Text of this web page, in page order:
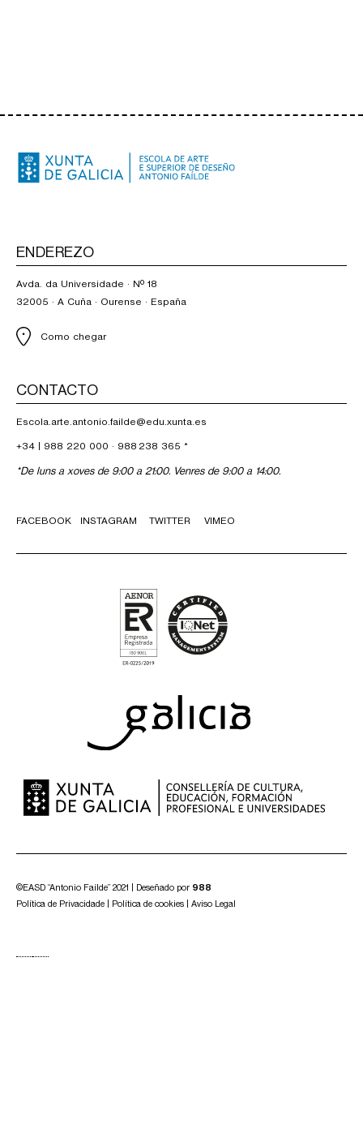
ENDEREZO
Avda. da Universidade · Nº 18
32005 · A Cuña · Ourense · España
Como chegar
CONTACTO
Escola.arte.antonio.failde@edu.xunta.es
+34 | 988 220 000 · 988 238 365 *
*De luns a xoves de 9:00 a 21:00. Venres de 9:00 a 14:00.
FACEBOOK INSTAGRAM TWITTER VIMEO
©EASD “Antonio Faílde” 2021 | Deseñado por 988
Política de Privacidade
Política de cookies Aviso Legal